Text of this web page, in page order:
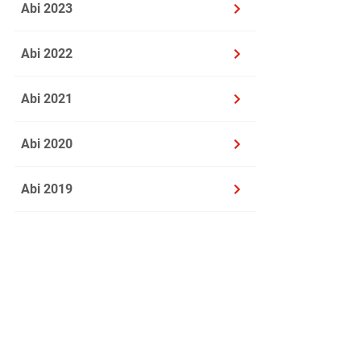
Abi 2023
Abi 2022
Abi 2021
Abi 2020
Abi 2019
Public
Pour